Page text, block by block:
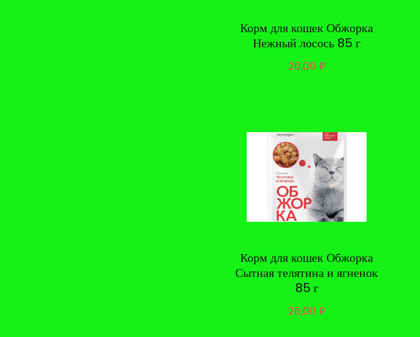
Корм для кошек Обжорка
Нежный лосось 85 г
26,00 ₽
Корм для кошек Обжорка
Сытная телятина и ягненок
85 г
26,00 ₽